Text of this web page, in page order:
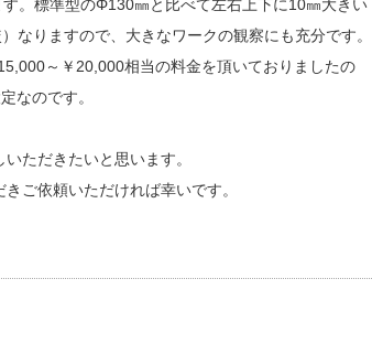
。標準型のΦ130㎜と比べて左右上下に10㎜大きい
なりますので、大きなワークの観察にも充分です。
～￥20,000相当の料金を頂いておりましたの
なのです。
ただきたいと思います。
ご依頼いただければ幸いです。